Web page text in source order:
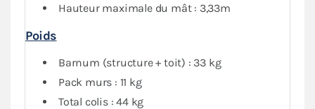
Hauteur maximale du mât : 3,33m
Poids
Barnum (structure + toit) : 33 kg
Pack murs : 11 kg
Total colis : 44 kg